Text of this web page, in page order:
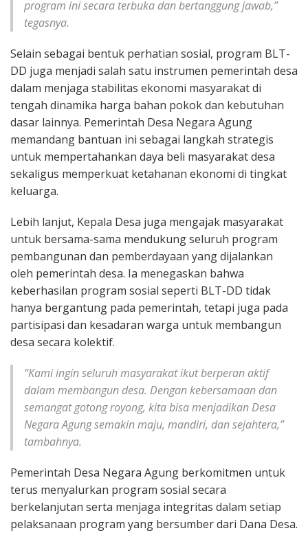
program ini secara terbuka dan bertanggung jawab,”
tegasnya.
Selain sebagai bentuk perhatian sosial, program BLT-
DD juga menjadi salah satu instrumen pemerintah desa
dalam menjaga stabilitas ekonomi masyarakat di
tengah dinamika harga bahan pokok dan kebutuhan
dasar lainnya. Pemerintah Desa Negara Agung
memandang bantuan ini sebagai langkah strategis
untuk mempertahankan daya beli masyarakat desa
sekaligus memperkuat ketahanan ekonomi di tingkat
keluarga.
Lebih lanjut, Kepala Desa juga mengajak masyarakat
untuk bersama-sama mendukung seluruh program
pembangunan dan pemberdayaan yang dijalankan
oleh pemerintah desa. Ia menegaskan bahwa
keberhasilan program sosial seperti BLT-DD tidak
hanya bergantung pada pemerintah, tetapi juga pada
partisipasi dan kesadaran warga untuk membangun
desa secara kolektif.
“Kami ingin seluruh masyarakat ikut berperan aktif
dalam membangun desa. Dengan kebersamaan dan
semangat gotong royong, kita bisa menjadikan Desa
Negara Agung semakin maju, mandiri, dan sejahtera,”
tambahnya.
Pemerintah Desa Negara Agung berkomitmen untuk
terus menyalurkan program sosial secara
berkelanjutan serta menjaga integritas dalam setiap
pelaksanaan program yang bersumber dari Dana Desa.